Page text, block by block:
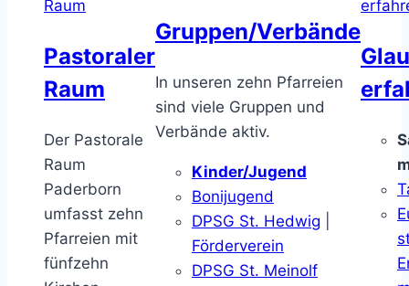
Raum
Pastoraler
Raum
Der Pastorale
Raum
Paderborn
umfasst zehn
Pfarreien mit
fünfzehn
Gruppen/Verbände
In unseren zehn Pfarreien
sind viele Gruppen und
Verbände aktiv.
Kinder/Jugend
Bonijugend
DPSG St. Hedwig
Förderverein
DPSG St. Meinolf